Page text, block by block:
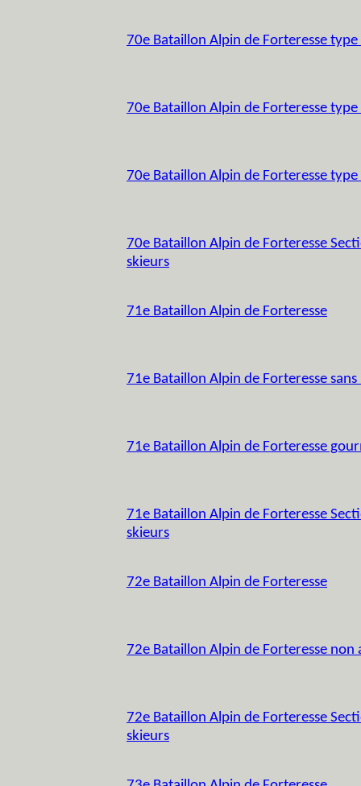
70e Bataillon Alpin de Forteresse type
70e Bataillon Alpin de Forteresse type
70e Bataillon Alpin de Forteresse
70e Bataillon Alpin de Forteresse
skieurs
71e Bataillon Alpin de Forteresse
71e Bataillon Alpin de Forteresse
71e Bataillon Alpin de Forteresse
71e Bataillon Alpin de Forteresse
skieurs
72e Bataillon Alpin de Forteresse
72e Bataillon Alpin de Forteresse non
72e Bataillon Alpin de Forteresse
skieurs